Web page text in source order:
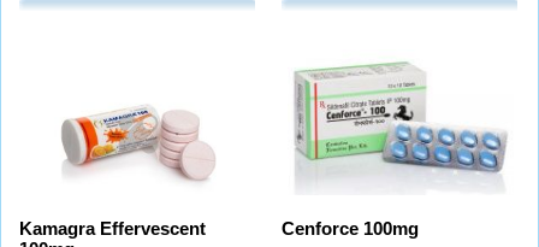
Kamagra Effervescent
Cenforce 100mg